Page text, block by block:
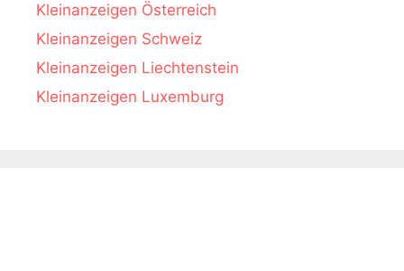
Kleinanzeigen Österreich
Kleinanzeigen Schweiz
Kleinanzeigen Liechtenstein
Kleinanzeigen Luxemburg